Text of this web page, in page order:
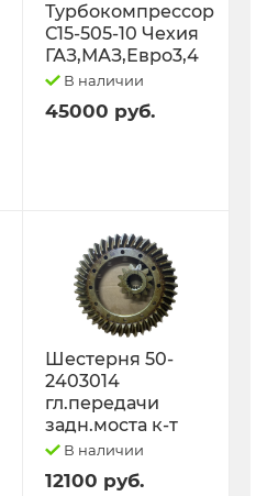
Турбокомпрессор
С15-505-10 Чехия
ГАЗ,МАЗ,Евро3,4
В наличии
45000 руб.
Шестерня 50-
2403014
гл.передачи
задн.моста к-т
В наличии
12100 руб.